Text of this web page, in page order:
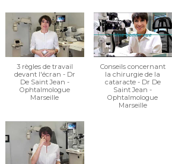
3 règles de travail
devant l'écran - Dr
De Saint Jean -
Ophtalmologue
Marseille
Conseils concernant
la chirurgie de la
cataracte - Dr De
Saint Jean -
Ophtalmologue
Marseille